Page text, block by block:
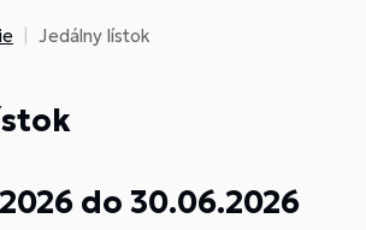
Jedálny lístok
do 30.06.2026